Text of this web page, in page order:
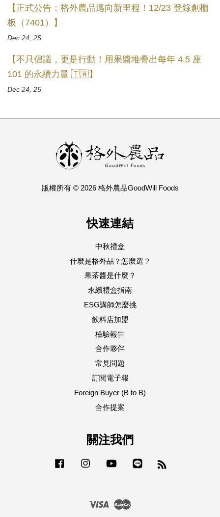
【正式公告：格外農品邁向新里程！12/23 登錄創櫃
板（7401）】
Dec 24, 25
【不只倡議，更是行動！用果醬堆疊出每年 4.5 座
101 的永續力量 🇹🇼】
Dec 24, 25
版權所有 © 2026 格外農品GoodWill Foods
快速連結
中秋禮盒
什麼是格外品？怎麼選？
果茶醬是什麼？
永續禮盒指南
ESG講師怎麼挑
飲料店加盟
檢驗報告
合作夥伴
常見問題
訂閱電子報
Foreign Buyer (B to B)
合作提案
關注我們
Facebook Instagram YouTube
Visa